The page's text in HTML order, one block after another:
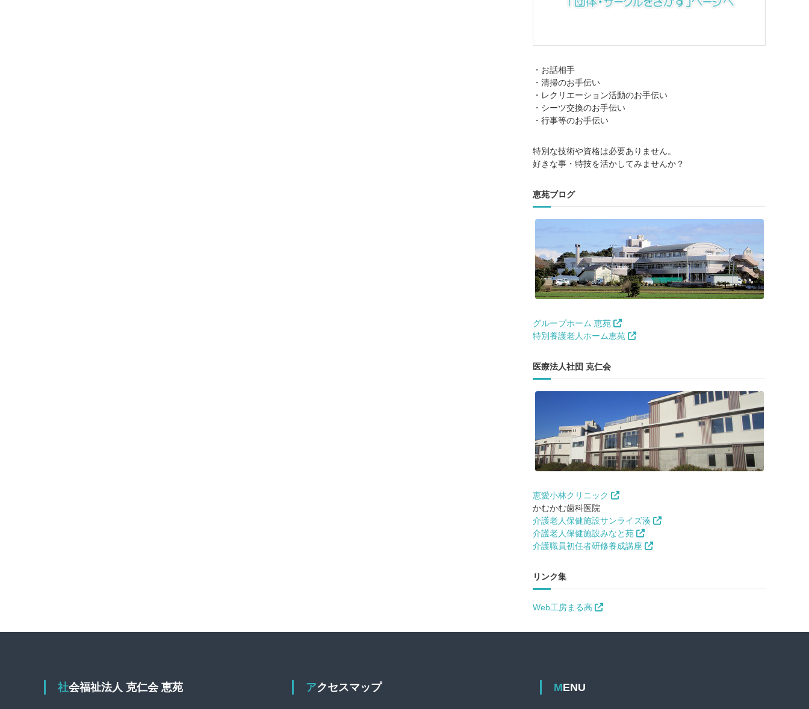
・お話相手
・清掃のお手伝い
・レクリエーション活動のお手伝い
・シーツ交換のお手伝い
・行事等のお手伝い
特別な技術や資格は必要ありません。
好きな事・特技を活かしてみませんか？
恵苑ブログ
グループホーム 恵苑
特別養護老人ホーム恵苑
医療法人社団 克仁会
恵愛小林クリニック
かむかむ歯科医院
介護老人保健施設サンライズ湊
介護老人保健施設みなと苑
介護職員初任者研修養成講座
リンク集
Web工房まる高
社会福祉法人 克仁会 恵苑 アクセスマップ MENU